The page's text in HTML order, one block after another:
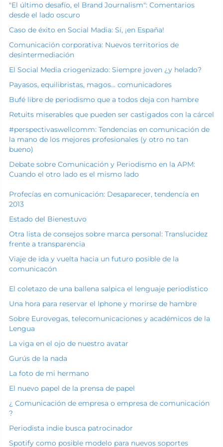
"El último desafío, el Brand Journalism": Comentarios
desde el lado oscuro
Caso de éxito en Social Madia: Sí, ¡en España!
Comunicación corporativa: Nuevos territorios de
desintermediación
El Social Media criogenizado: Siempre joven ¿y helado?
Payasos, equilibristas, magos... comunicadores
Bufé libre de periodismo que a todos deja con hambre
Retuits miserables que pueden ser castigados con la cárcel
#perspectivaswellcomm: Tendencias en comunicación de
la mano de los mejores profesionales (y otro no tan
bueno)
Debate sobre Comunicación y Periodismo en la APM:
Cuando el otro lado es el mismo lado
Profecías en comunicación: Desaparecer, tendencía en
2013
Estado del Bienestuvo
Otra lista de consejos sobre marca personal: Translucidez
frente a transparencia
Viaje de ida y vuelta hacia un futuro posible de la
comunicacón
El coletazo de una ballena salpica el lenguaje periodístico
Una hora para reservar el Iphone y morirse de hambre
Sobre Eurovegas, telecomunicaciones y académicos de la
Lengua
La viga en el ojo de nuestro avatar
Gurús de la nada
La foto de mi hermano
El nuevo papel de la prensa de papel
¿ Comunicación de empresa o empresa de comunicación
?
Periodista indie busca patrocinador
Spotify como posible modelo para nuevos soportes